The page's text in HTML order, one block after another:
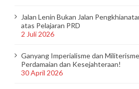
Jalan Lenin Bukan Jalan
atas Pelajaran PRD
2 Juli 2026
Ganyang Imperialisme dan
Perdamaian dan Kesejahteraan!
30 April 2026